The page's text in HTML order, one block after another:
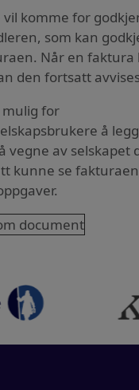
komme for
som kan
Når en faktura
den fortsatt
mulig for
å
vegne av selskapet
kunne se